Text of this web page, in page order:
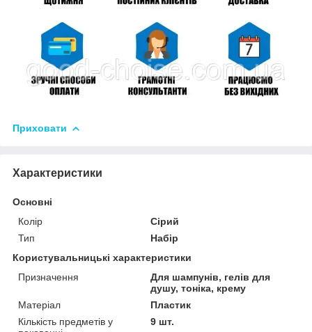
Приховати
Характеристики
Основні
Колір
Сірий
Тип
Набір
Користувальницькі характеристики
Призначення
Для шампунів, гелів для
душу, тоніка, крему
Матеріал
Пластик
Кількість предметів у
9 шт.